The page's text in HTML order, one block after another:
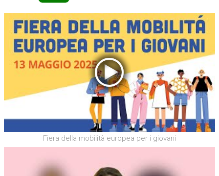
Fiera della mobilità europea per i giovani